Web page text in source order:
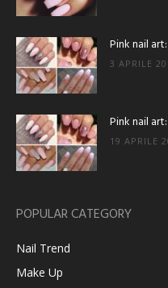
Pink nail
3 APRILE
Pink nail
19 APRILE
POPULAR CATEGORY
Nail Trend
Make Up